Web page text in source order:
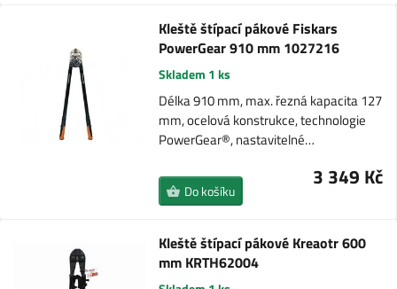
Kleště štípací pákové Fiskars
PowerGear 910 mm 1027216
Skladem 1 ks
Délka 910 mm, max. řezná kapacita 127
mm, ocelová konstrukce, technologie
PowerGear®, nastavitelné…
3 349 Kč
Do košíku
Kleště štípací pákové Kreaotr 600
mm KRTH62004